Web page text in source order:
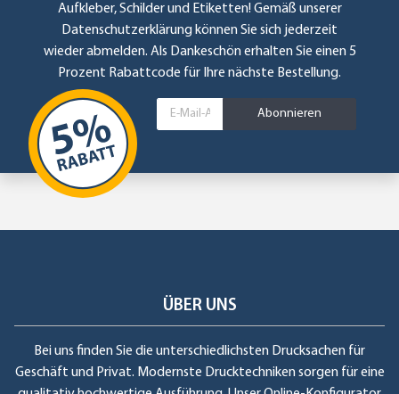
Aufkleber, Schilder und Etiketten! Gemäß unserer
Datenschutzerklärung können Sie sich jederzeit
wieder abmelden. Als Dankeschön erhalten Sie einen 5
Prozent Rabattcode für Ihre nächste Bestellung.
Abonnieren
ÜBER UNS
Bei uns finden Sie die unterschiedlichsten Drucksachen für
Geschäft und Privat. Modernste Drucktechniken sorgen für eine